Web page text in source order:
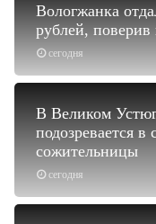
сегодня
Вологжанка
рублей, поверив
сегодня
В Великом
подозревается
сожительницы